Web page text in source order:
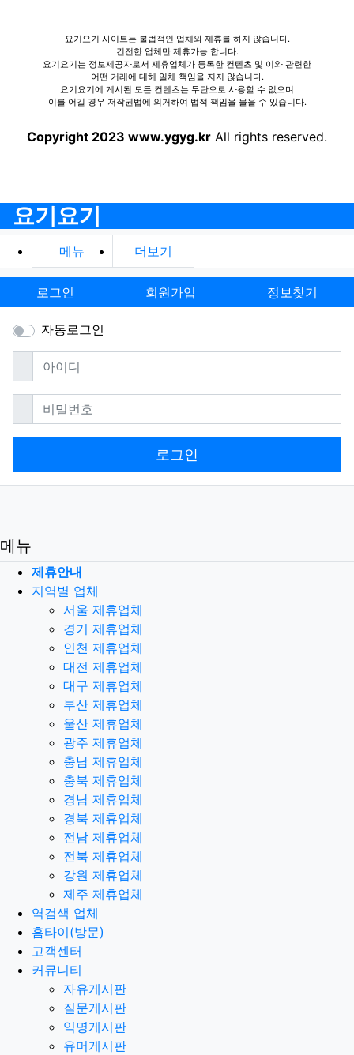
요기요기 사이트는 불법적인 업체와 제휴를 하지 않습니다.
건전한 업체만 제휴가능 합니다.
요기요기는 정보제공자로서 제휴업체가 등록한 컨텐츠 및 이와 관련한
어떤 거래에 대해 일체 책임을 지지 않습니다.
요기요기에 게시된 모든 컨텐츠는 무단으로 사용할 수 없으며
이를 어길 경우 저작권법에 의거하여 법적 책임을 물을 수 있습니다.
Copyright 2023 www.ygyg.kr All rights reserved.
요기요기
메뉴 더보기
로그인 회원가입 정보찾기
자동로그인
아이디필수
비밀번호필수
로그인
메뉴
제휴안내
지역별 업체
서울 제휴업체
경기 제휴업체
인천 제휴업체
대전 제휴업체
대구 제휴업체
부산 제휴업체
울산 제휴업체
광주 제휴업체
충남 제휴업체
충북 제휴업체
경남 제휴업체
경북 제휴업체
전남 제휴업체
전북 제휴업체
강원 제휴업체
제주 제휴업체
역검색 업체
홈타이(방문)
고객센터
커뮤니티
자유게시판
질문게시판
익명게시판
유머게시판